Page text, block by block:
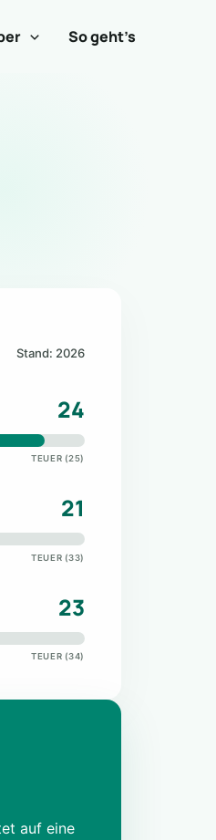
So geht’s
Stand: 2026
24
TEUER (25)
21
TEUER (33)
23
TEUER (34)
auf eine